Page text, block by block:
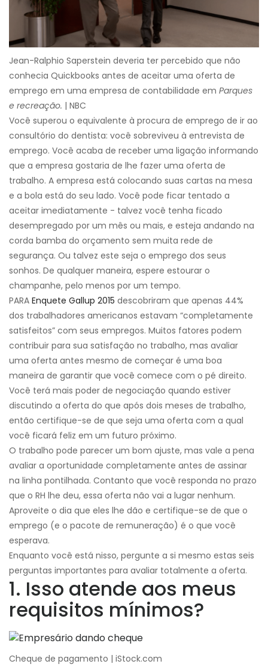
Jean-Ralphio Saperstein deveria ter percebido que não
conhecia Quickbooks antes de aceitar uma oferta de
emprego em uma empresa de contabilidade em Parques
e recreação. | NBC
Você superou o equivalente à procura de emprego de ir ao
consultório do dentista: você sobreviveu à entrevista de
emprego. Você acaba de receber uma ligação informando
que a empresa gostaria de lhe fazer uma oferta de
trabalho. A empresa está colocando suas cartas na mesa
e a bola está do seu lado. Você pode ficar tentado a
aceitar imediatamente - talvez você tenha ficado
desempregado por um mês ou mais, e esteja andando na
corda bamba do orçamento sem muita rede de
segurança. Ou talvez este seja o emprego dos seus
sonhos. De qualquer maneira, espere estourar o
champanhe, pelo menos por um tempo.
PARA Enquete Gallup 2015 descobriram que apenas 44%
dos trabalhadores americanos estavam “completamente
satisfeitos” com seus empregos. Muitos fatores podem
contribuir para sua satisfação no trabalho, mas avaliar
uma oferta antes mesmo de começar é uma boa
maneira de garantir que você comece com o pé direito.
Você terá mais poder de negociação quando estiver
discutindo a oferta do que após dois meses de trabalho,
então certifique-se de que seja uma oferta com a qual
você ficará feliz em um futuro próximo.
O trabalho pode parecer um bom ajuste, mas vale a pena
avaliar a oportunidade completamente antes de assinar
na linha pontilhada. Contanto que você responda no prazo
que o RH lhe deu, essa oferta não vai a lugar nenhum.
Aproveite o dia que eles lhe dão e certifique-se de que o
emprego (e o pacote de remuneração) é o que você
esperava.
Enquanto você está nisso, pergunte a si mesmo estas seis
perguntas importantes para avaliar totalmente a oferta.
1. Isso atende aos meus
requisitos mínimos?
Cheque de pagamento | iStock.com